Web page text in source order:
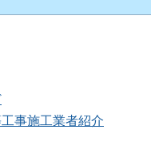
事施工業者紹介